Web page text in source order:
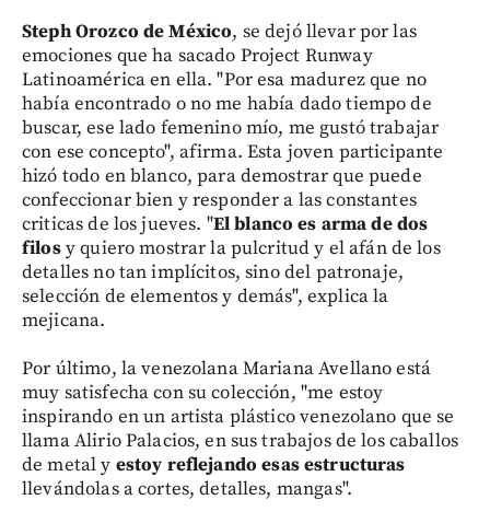
Steph Orozco de México, se dejó llevar por las
emociones que ha sacado Project Runway
Latinoamérica en ella. "Por esa madurez que no
había encontrado o no me había dado tiempo de
buscar, ese lado femenino mío, me gustó trabajar
con ese concepto", afirma. Esta joven participante
hizó todo en blanco, para demostrar que puede
confeccionar bien y responder a las constantes
criticas de los jueves. "El blanco es arma de dos
filosy quiero mostrar la pulcritud y el afán de los
detalles no tan implícitos, sino del patronaje,
selección de elementos y demás", explica la
mejicana.
Por último, la venezolana Mariana Avellano está
muy satisfecha con su colección, "me estoy
inspirando en un artista plástico venezolano que se
llama Alirio Palacios, en sus trabajos de los caballos
de metal y estoy reflejando esas estructuras
llevándolas a cortes, detalles, mangas".